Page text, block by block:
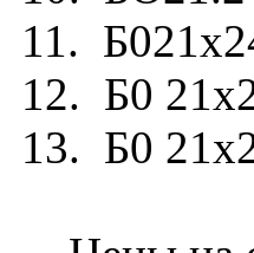
11.
12. Б0
13. Б0